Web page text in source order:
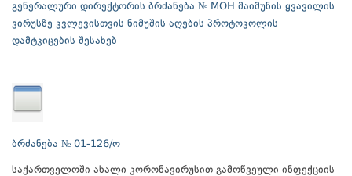
გენერალური დირექტორის ბრძანება № MOH მაიმუნის ყვავილის
ვირუსზე კვლევისთვის ნიმუშის აღების პროტოკოლის
დამტკიცების შესახებ
ბრძანება № 01-126/ო
საქართველოში ახალი კორონავირუსით გამოწვეული ინფექციის